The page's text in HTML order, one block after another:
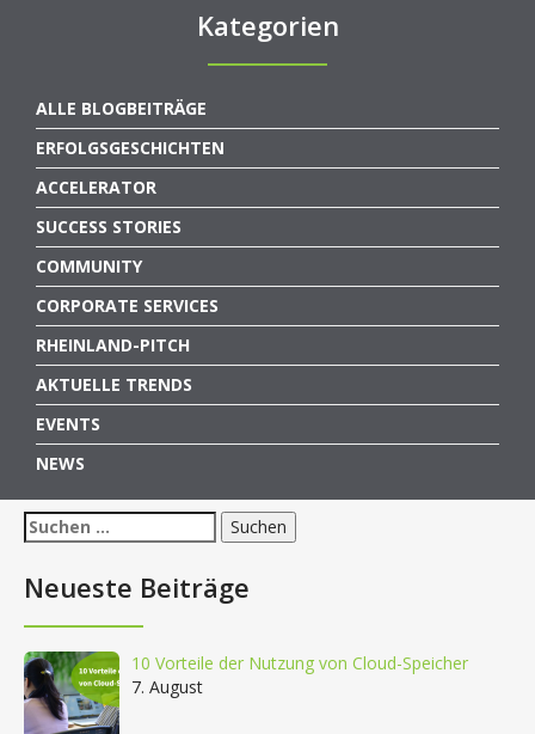
Kategorien
ALLE BLOGBEITRÄGE
ERFOLGSGESCHICHTEN
ACCELERATOR
SUCCESS STORIES
COMMUNITY
CORPORATE SERVICES
RHEINLAND-PITCH
AKTUELLE TRENDS
EVENTS
NEWS
Suchen
nach:
Neueste Beiträge
10 Vorteile der Nutzung von Cloud-Speicher
7. August